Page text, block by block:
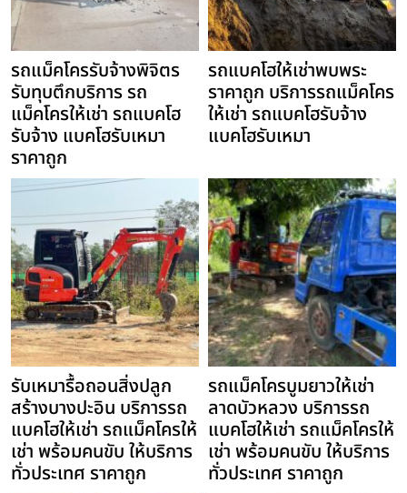
รถแม็คโครรับจ้างพิจิตร
รับทุบตึกบริการ รถ
แม็คโครให้เช่า รถแบคโฮ
รับจ้าง แบคโฮรับเหมา
ราคาถูก
รถแบคโฮให้เช่าพบพระ
ราคาถูก บริการรถแม็คโคร
ให้เช่า รถแบคโฮรับจ้าง
แบคโฮรับเหมา
รับเหมารื้อถอนสิ่งปลูก
สร้างบางปะอิน บริการรถ
แบคโฮให้เช่า รถแม็คโครให้
เช่า พร้อมคนขับ ให้บริการ
ทั่วประเทศ ราคาถูก
รถแม็คโครบูมยาวให้เช่า
ลาดบัวหลวง บริการรถ
แบคโฮให้เช่า รถแม็คโครให้
เช่า พร้อมคนขับ ให้บริการ
ทั่วประเทศ ราคาถูก